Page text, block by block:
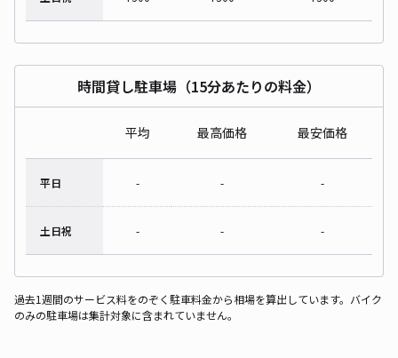
時間貸し駐車場（15分あたりの料金）
平均 最高価格 最安価格
平日 - - -
土日祝 - - -
過去1週間のサービス料をのぞく駐車料金から相場を算出しています。バイク
のみの駐車場は集計対象に含まれていません。